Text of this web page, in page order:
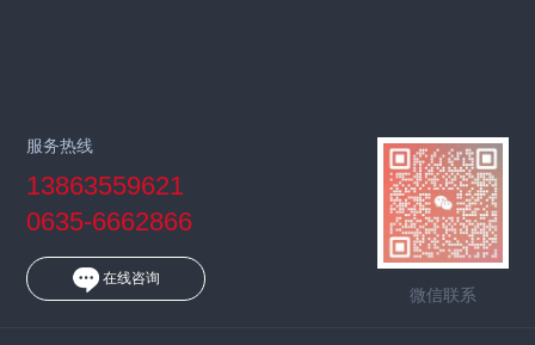
微信联系
服务热线
13863559621
0635-6662866
在线咨询